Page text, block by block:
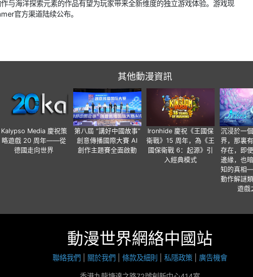
与海洋探索元素的作品有望为玩家带来全新维度的独立游戏体验。游戏现
官方渠道陆续公布。
其他動漫資訊
Kalypso Media 慶祝策
略遊戲 20 周年——從
德國走向世界
第八屆 “講好中國故事”
創意傳播國際大賽 AI
創作主題賽全面啟動
Ironhide 慶祝《王國保
衛戰》15 周年，為《王
國保衛戰 6：起源》引
入經典模式
沉浸於一
界，那裏
存在，即
邊緣，也
知的真相
動作解謎
遊戲
動漫世界網絡中國站
聯絡我們 關於我們 條款及細則 私隱政策 廣告機會